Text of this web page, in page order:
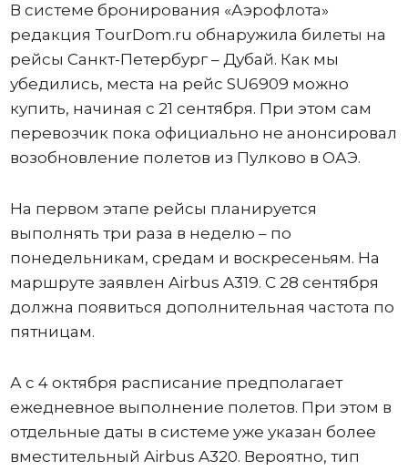
В системе бронирования «Аэрофлота»
редакция TourDom.ru обнаружила билеты на
рейсы Санкт-Петербург – Дубай. Как мы
убедились, места на рейс SU6909 можно
купить, начиная с 21 сентября. При этом сам
перевозчик пока официально не анонсировал
возобновление полетов из Пулково в ОАЭ.
На первом этапе рейсы планируется
выполнять три раза в неделю – по
понедельникам, средам и воскресеньям. На
маршруте заявлен Airbus A319. С 28 сентября
должна появиться дополнительная частота по
пятницам.
А с 4 октября расписание предполагает
ежедневное выполнение полетов. При этом в
отдельные даты в системе уже указан более
вместительный Airbus A320. Вероятно, тип